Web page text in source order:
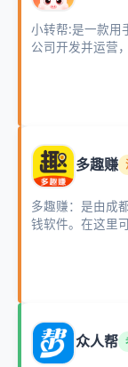
小转帮:是一款用
公司开发并运营
多趣赚
多趣赚：是由成
钱软件。在这里
获得积分，积分
众人帮